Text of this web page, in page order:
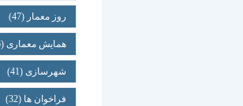
روز معمار (47)
همایش معماری(46)
شهرسازی(41)
فراخوان ها (32)